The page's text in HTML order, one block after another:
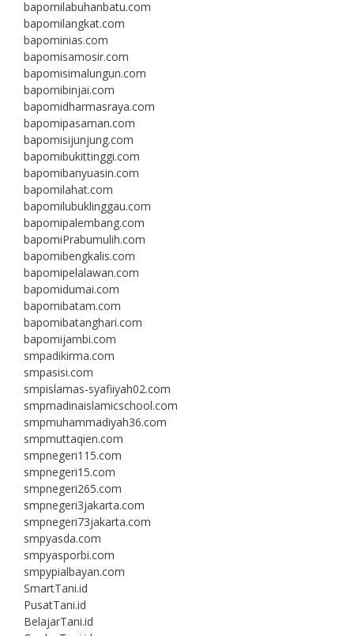
bapomilabuhanbatu.com
bapomilangkat.com
bapominias.com
bapomisamosir.com
bapomisimalungun.com
bapomibinjai.com
bapomidharmasraya.com
bapomipasaman.com
bapomisijunjung.com
bapomibukittinggi.com
bapomibanyuasin.com
bapomilahat.com
bapomilubuklinggau.com
bapomipalembang.com
bapomiPrabumulih.com
bapomibengkalis.com
bapomipelalawan.com
bapomidumai.com
bapomibatam.com
bapomibatanghari.com
bapomijambi.com
smpadikirma.com
smpasisi.com
smpislamas-syafiiyah02.com
smpmadinaislamicschool.com
smpmuhammadiyah36.com
smpmuttaqien.com
smpnegeri115.com
smpnegeri15.com
smpnegeri265.com
smpnegeri3jakarta.com
smpnegeri73jakarta.com
smpyasda.com
smpyasporbi.com
smpypialbayan.com
SmartTani.id
PusatTani.id
BelajarTani.id